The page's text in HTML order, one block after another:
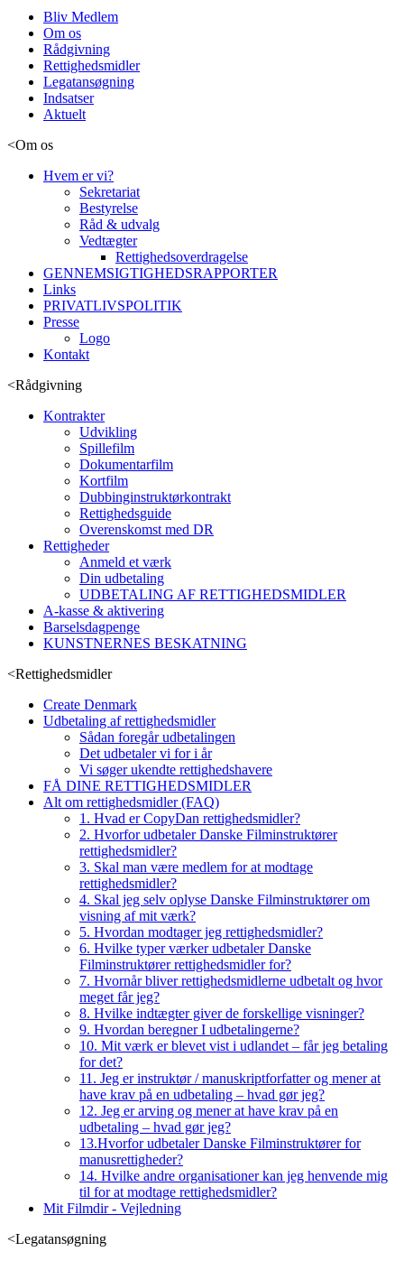
Bliv Medlem
Om os
Rådgivning
Rettighedsmidler
Legatansøgning
Indsatser
Aktuelt
<Om os
Hvem er vi?
Sekretariat
Bestyrelse
Råd & udvalg
Vedtægter
Rettighedsoverdragelse
GENNEMSIGTIGHEDSRAPPORTER
Links
PRIVATLIVSPOLITIK
Presse
Logo
Kontakt
<Rådgivning
Kontrakter
Udvikling
Spillefilm
Dokumentarfilm
Kortfilm
Dubbinginstruktørkontrakt
Rettighedsguide
Overenskomst med DR
Rettigheder
Anmeld et værk
Din udbetaling
UDBETALING AF RETTIGHEDSMIDLER
A-kasse & aktivering
Barselsdagpenge
KUNSTNERNES BESKATNING
<Rettighedsmidler
Create Denmark
Udbetaling af rettighedsmidler
Sådan foregår udbetalingen
Det udbetaler vi for i år
Vi søger ukendte rettighedshavere
FÅ DINE RETTIGHEDSMIDLER
Alt om rettighedsmidler (FAQ)
1. Hvad er CopyDan rettighedsmidler?
2. Hvorfor udbetaler Danske Filminstruktører
rettighedsmidler?
3. Skal man være medlem for at modtage
rettighedsmidler?
4. Skal jeg selv oplyse Danske Filminstruktører om
visning af mit værk?
5. Hvordan modtager jeg rettighedsmidler?
6. Hvilke typer værker udbetaler Danske
Filminstruktører rettighedsmidler for?
7. Hvornår bliver rettighedsmidlerne udbetalt og hvor
meget får jeg?
8. Hvilke indtægter giver de forskellige visninger?
9. Hvordan beregner I udbetalingerne?
10. Mit værk er blevet vist i udlandet – får jeg betaling
for det?
11. Jeg er instruktør / manuskriptforfatter og mener at
have krav på en udbetaling – hvad gør jeg?
12. Jeg er arving og mener at have krav på en
udbetaling – hvad gør jeg?
13.Hvorfor udbetaler Danske Filminstruktører for
manusrettigheder?
14. Hvilke andre organisationer kan jeg henvende mig
til for at modtage rettighedsmidler?
Mit Filmdir - Vejledning
<Legatansøgning